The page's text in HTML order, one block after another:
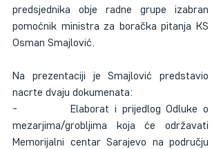
predsjednika obje radne grupe izabran
pomoćnik ministra za boračka pitanja KS
Osman Smajlović.
Na prezentaciji je Smajlović predstavio
nacrte dvaju dokumenata:
-          Elaborat i prijedlog Odluke o
mezarjima/grobljima koja će održavati
Memorijalni centar Sarajevo na području